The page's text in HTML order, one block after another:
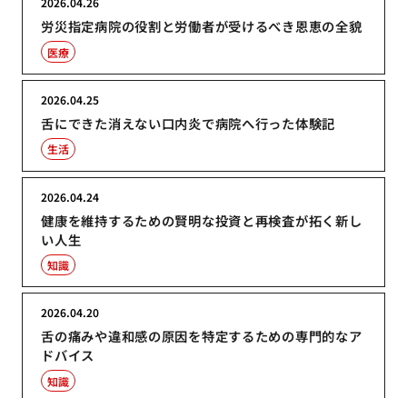
労災指定病院の役割と労働者が受けるべき恩恵の全貌
医療
舌にできた消えない口内炎で病院へ行った体験記
2026.04.25
生活
健康を維持するための賢明な投資と再検査が拓く新し
い人生
2026.04.24
知識
舌の痛みや違和感の原因を特定するための専門的なア
ドバイス
2026.04.20
知識